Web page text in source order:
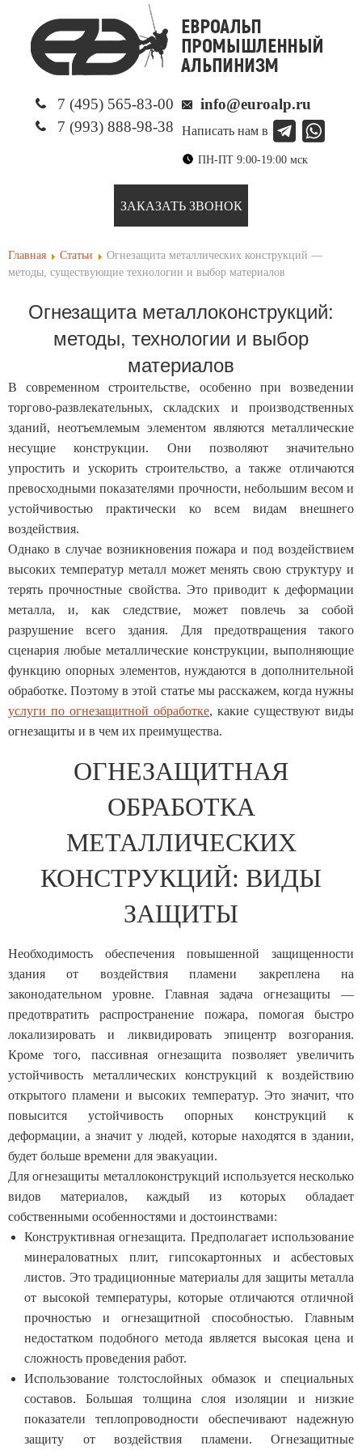
7 (495) 565-83-00
7 (993) 888-98-38
info@euroalp.ru
Написать нам в
ПН-ПТ 9:00-19:00 мск
ЗАКАЗАТЬ ЗВОНОК
Главная Статьи
Огнезащита металлических конструкций —
методы, существующие технологии и выбор материалов
Огнезащита металлоконструкций:
методы, технологии и выбор
материалов
В современном строительстве, особенно при возведении
торгово-развлекательных, складских и производственных
зданий, неотъемлемым элементом являются металлические
несущие конструкции. Они позволяют значительно
упростить и ускорить строительство, а также отличаются
превосходными показателями прочности, небольшим весом и
устойчивостью практически ко всем видам внешнего
воздействия.
Однако в случае возникновения пожара и под воздействием
высоких температур металл может менять свою структуру и
терять прочностные свойства. Это приводит к деформации
металла, и, как следствие, может повлечь за собой
разрушение всего здания. Для предотвращения такого
сценария любые металлические конструкции, выполняющие
функцию опорных элементов, нуждаются в дополнительной
обработке. Поэтому в этой статье мы расскажем, когда нужны
услуги по огнезащитной обработке, какие существуют виды
огнезащиты и в чем их преимущества.
ОГНЕЗАЩИТНАЯ
ОБРАБОТКА
МЕТАЛЛИЧЕСКИХ
КОНСТРУКЦИЙ: ВИДЫ
ЗАЩИТЫ
Необходимость обеспечения повышенной защищенности
здания от воздействия пламени закреплена на
законодательном уровне. Главная задача огнезащиты —
предотвратить распространение пожара, помогая быстро
локализировать и ликвидировать эпицентр возгорания.
Кроме того, пассивная огнезащита позволяет увеличить
устойчивость металлических конструкций к воздействию
открытого пламени и высоких температур. Это значит, что
повысится устойчивость опорных конструкций к
деформации, а значит у людей, которые находятся в здании,
будет больше времени для эвакуации.
Для огнезащиты металлоконструкций используется несколько
видов материалов, каждый из которых обладает
собственными особенностями и достоинствами:
Конструктивная огнезащита. Предполагает использование
минераловатных плит, гипсокартонных и асбестовых
листов. Это традиционные материалы для защиты металла
от высокой температуры, которые отличаются отличной
прочностью и огнезащитной способностью. Главным
недостатком подобного метода является высокая цена и
сложность проведения работ.
Использование толстослойных обмазок и специальных
составов. Большая толщина слоя изоляции и низкие
показатели теплопроводности обеспечивают надежную
защиту от воздействия пламени. Огнезащитные